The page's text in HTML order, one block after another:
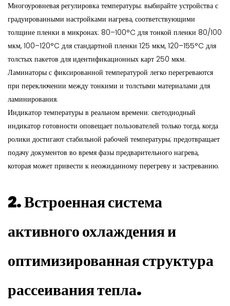
Многоуровневая регулировка температуры: выбирайте устройства с
градуированными настройками нагрева, соответствующими
толщине пленки в микронах: 80–100°C для тонкой пленки 80/100
мкм, 100–120°C для стандартной пленки 125 мкм, 120–155°C для
толстых пакетов для идентификационных карт 250 мкм.
Ламинаторы с фиксированной температурой легко перегреваются
при переключении между тонкими и толстыми материалами для
ламинирования.
Индикатор температуры в реальном времени: светодиодный
индикатор готовности оповещает пользователей только тогда, когда
ролики достигают стабильной рабочей температуры; предотвращает
подачу документов во время фазы предварительного нагрева,
которая может привести к неожиданному перегреву и застреванию.
2. Встроенная система
активного охлаждения и
оптимизированная структура
рассеивания тепла.